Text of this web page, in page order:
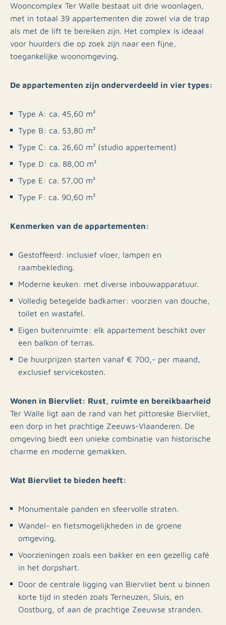
Wooncomplex Ter Walle bestaat uit drie woonlagen,
met in totaal 39 appartementen die zowel via de trap
als met de lift te bereiken zijn. Het complex is ideaal
voor huurders die op zoek zijn naar een fijne,
toegankelijke woonomgeving.
De appartementen zijn onderverdeeld in vier types:
Type A: ca. 45,60 m²
Type B: ca. 53,80 m²
Type C: ca. 26,60 m² (studio appertement)
Type D: ca. 88,00 m²
Type E: ca. 57,00 m²
Type F: ca. 90,60 m²
Kenmerken van de appartementen:
Gestoffeerd: inclusief vloer, lampen en
raambekleding.
Moderne keuken: met diverse inbouwapparatuur.
Volledig betegelde badkamer: voorzien van douche,
toilet en wastafel.
Eigen buitenruimte: elk appartement beschikt over
een balkon of terras.
De huurprijzen starten vanaf € 700,- per maand,
exclusief servicekosten.
Wonen in Biervliet: Rust, ruimte en bereikbaarheid
Ter Walle ligt aan de rand van het pittoreske Biervliet,
een dorp in het prachtige Zeeuws-Vlaanderen. De
omgeving biedt een unieke combinatie van historische
charme en moderne gemakken.
Wat Biervliet te bieden heeft:
Monumentale panden en sfeervolle straten.
Wandel- en fietsmogelijkheden in de groene
omgeving.
Voorzieningen zoals een bakker en een gezellig café
in het dorpshart.
Door de centrale ligging van Biervliet bent u binnen
korte tijd in steden zoals Terneuzen, Sluis, en
Oostburg, of aan de prachtige Zeeuwse stranden.